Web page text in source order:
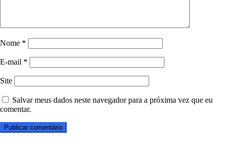
Nome *
E-mail *
Site
Salvar meus dados neste navegador para a próxima vez que eu
comentar.